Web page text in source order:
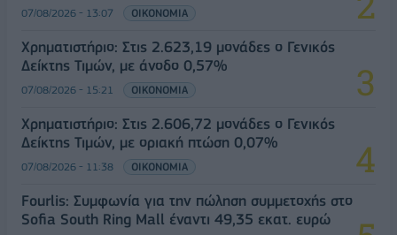
07/08/2026 - 13:07 ΟΙΚΟΝΟΜΙΑ
Χρηματιστήριο: Στις 2.623,19 μονάδες ο Γενικός
Δείκτης Τιμών, με άνοδο 0,57%
07/08/2026 - 15:21 ΟΙΚΟΝΟΜΙΑ
Χρηματιστήριο: Στις 2.606,72 μονάδες ο Γενικός
Δείκτης Τιμών, με οριακή πτώση 0,07%
07/08/2026 - 11:38 ΟΙΚΟΝΟΜΙΑ
Fourlis: Συμφωνία για την πώληση συμμετοχής στο
Sofia South Ring Mall έναντι 49,35 εκατ. ευρώ